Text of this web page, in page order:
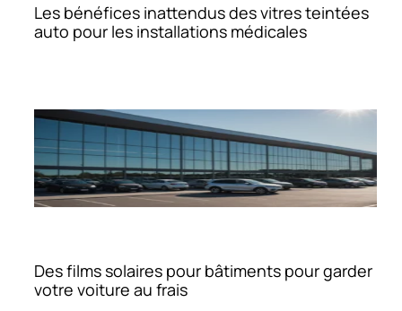
Les bénéfices inattendus des vitres teintées
auto pour les installations médicales
Des films solaires pour bâtiments pour garder
votre voiture au frais